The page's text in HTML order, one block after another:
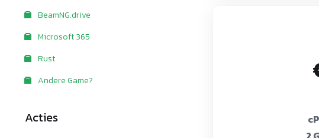
BeamNG.drive
Microsoft 365
Rust
Andere Game?
Acties